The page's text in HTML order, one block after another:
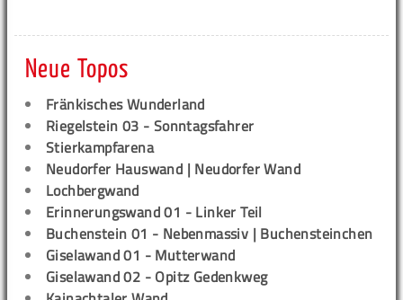
Neue Topos
Fränkisches Wunderland
Riegelstein 03 - Sonntagsfahrer
Stierkampfarena
Neudorfer Hauswand | Neudorfer Wand
Lochbergwand
Erinnerungswand 01 - Linker Teil
Buchenstein 01 - Nebenmassiv | Buchensteinchen
Giselawand 01 - Mutterwand
Giselawand 02 - Opitz Gedenkweg